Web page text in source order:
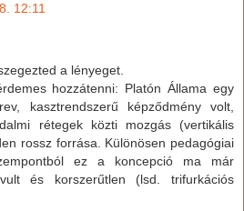
12:11
a lényeget.
hozzátenni: Platón Állama egy
kasztrendszerű képződmény volt,
rétegek közti mozgás (vertikális
rossz forrása. Különösen pedagógiai
ez a koncepció ma már
és korszerűtlen (lsd. trifurkációs